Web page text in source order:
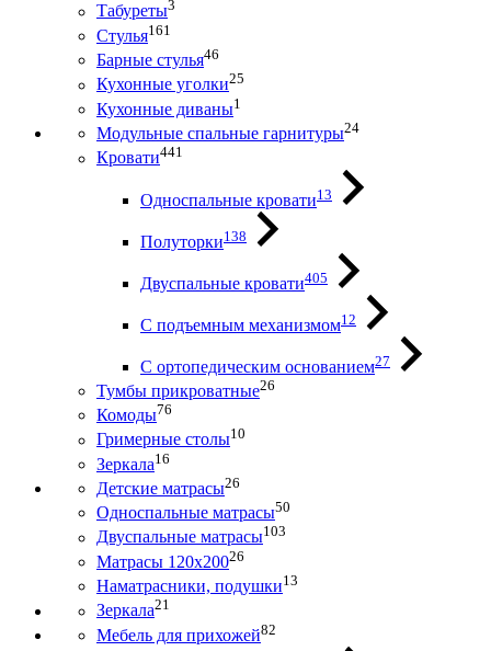
Табуреты3
Стулья161
Барные стулья46
Кухонные уголки25
Кухонные диваны1
Модульные спальные гарнитуры24
Кровати441
Односпальные кровати13
Полуторки138
Двуспальные кровати405
С подъемным механизмом12
С ортопедическим основанием27
Тумбы прикроватные26
Комоды76
Гримерные столы10
Зеркала16
Детские матрасы26
Односпальные матрасы50
Двуспальные матрасы103
Матрасы 120х20026
Наматрасники, подушки13
Зеркала21
Мебель для прихожей82